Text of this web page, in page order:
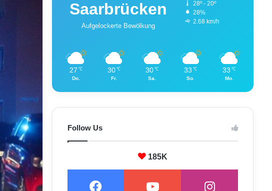
Saarbrücken
Aufgelockerte Bewölkung
28º - 20º
28%
2.68 km/h
27 ℃
Do.
30 ℃
Fr.
30 ℃
Sa.
33 ℃
So.
33 ℃
Mo.
Follow Us
185K